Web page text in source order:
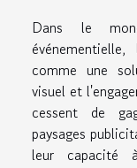
Dans le
comme une
visuel et
cessent de
paysages
leur capacité